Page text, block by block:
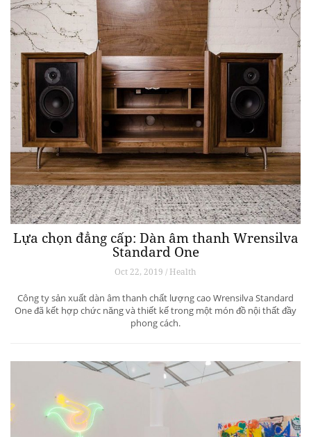
Lựa chọn đẳng cấp: Dàn âm thanh Wrensilva
Standard One
Oct 22, 2019 / Health
Công ty sản xuất dàn âm thanh chất lượng cao Wrensilva Standard
One đã kết hợp chức năng và thiết kế trong một món đồ nội thất đầy
phong cách.